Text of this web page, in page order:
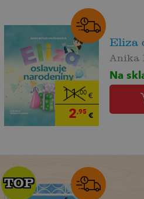
11,00€
2,95€
Eliza
Anika
Na
TOP
TOP